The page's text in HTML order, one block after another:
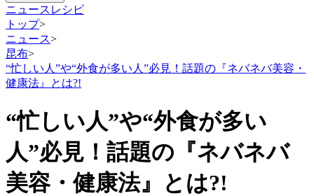
ニュース レシピ
トップ>
ニュース>
昆布>
“忙しい人”や“外食が多い人”必見！話題の『ネバネバ美容・
健康法』とは?!
“忙しい人”や“外食が多い
人”必見！話題の『ネバネバ
美容・健康法』とは?!